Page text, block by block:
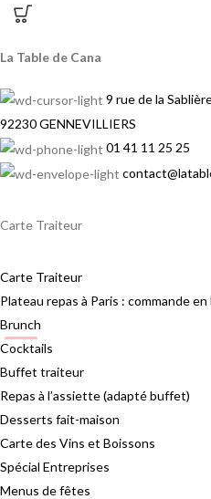
La Table de Cana
9 rue de la
92230 GENNEVILLIERS
01 41 11 25 25
Carte Traiteur
Carte Traiteur
Plateau repas à Paris : commande en
Brunch
Cocktails
Buffet traiteur
Repas à l’assiette (adapté buffet)
Desserts fait-maison
Carte des Vins et Boissons
Spécial Entreprises
Menus de fêtes